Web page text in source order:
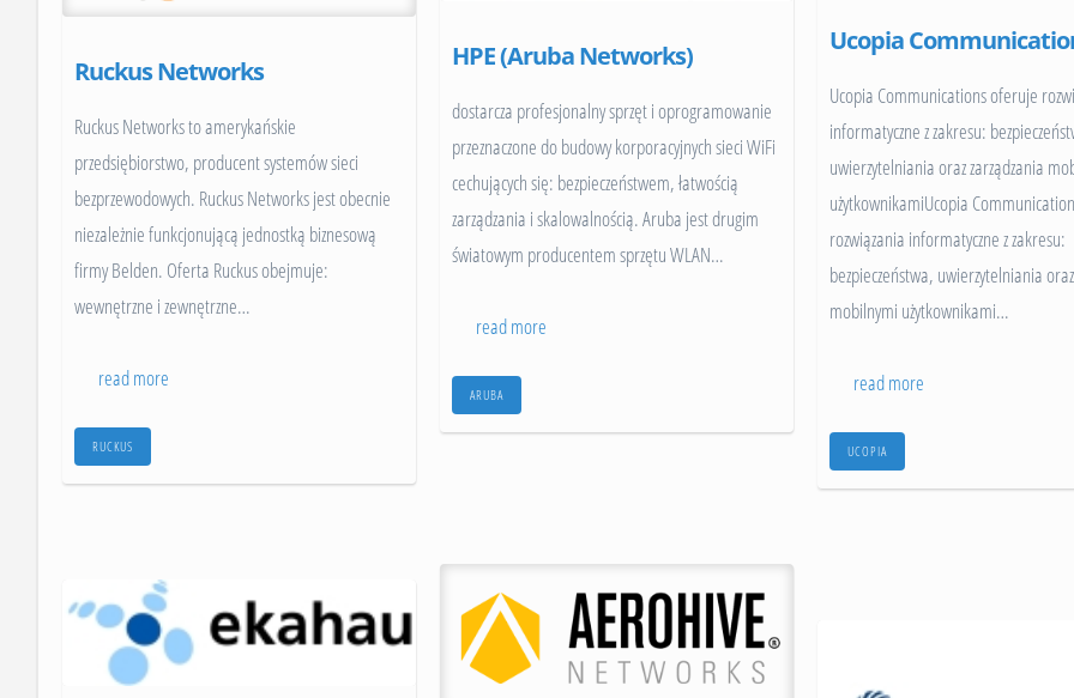
Handel detaliczny
Sport i imprezy masowe
Ruckus Networks
Ruckus Networks to amerykańskie
przedsiębiorstwo, producent systemów sieci
bezprzewodowych. Ruckus Networks jest obecnie
niezależnie funkcjonującą jednostką biznesową
firmy Belden. Oferta Ruckus obejmuje:
wewnętrzne i zewnętrzne…
read more
RUCKUS
HPE (Aruba Networks)
dostarcza profesjonalny sprzęt i oprogramowanie
przeznaczone do budowy korporacyjnych sieci WiFi
cechujących się: bezpieczeństwem, łatwością
zarządzania i skalowalnością. Aruba jest drugim
światowym producentem sprzętu WLAN…
read more
ARUBA
Ucopia
Ucopia Communications oferuje
informatyczne z zakresu:
uwierzytelniania oraz zarządzania
użytkownikamiUcopia
rozwiązania informatyczne z zakresu:
bezpieczeństwa, uwierzytelniania
mobilnymi użytkownikami…
read more
UCOPIA